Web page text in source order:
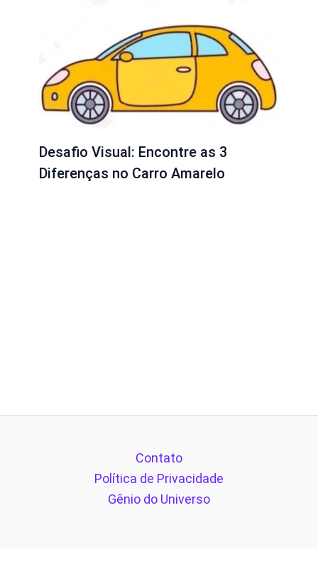
Desafio Visual: Encontre as 3
Diferenças no Carro Amarelo
Contato
Política de Privacidade
Gênio do Universo